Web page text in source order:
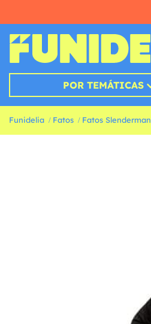
POR TEMÁTICAS
Funidelia Fatos Fatos Slenderman